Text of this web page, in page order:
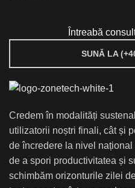
Întreabă
SUNĂ LA
Credem în modalități
utilizatorii noștri finali, cât și
de încredere la nivel
de a spori productivitatea și
schimbăm orizonturile zilei